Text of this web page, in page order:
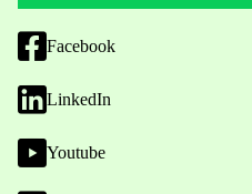
Facebook
LinkedIn
Youtube